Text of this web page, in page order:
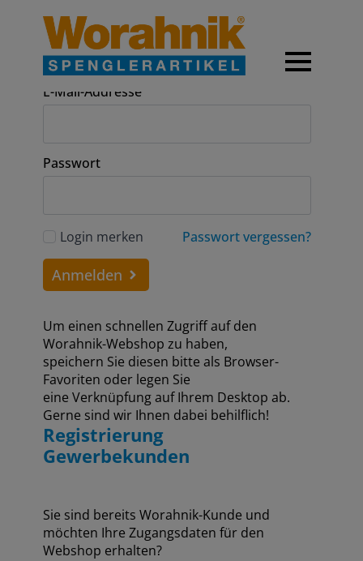
Anmeldung
E-Mail-Addresse
Passwort
Login merken Passwort vergessen?
Anmelden
Um einen schnellen Zugriff auf den
Worahnik-Webshop zu haben,
speichern Sie diesen bitte als Browser-
Favoriten oder legen Sie
eine Verknüpfung auf Ihrem Desktop ab.
Gerne sind wir Ihnen dabei behilflich!
Registrierung
Gewerbekunden
Sie sind bereits Worahnik-Kunde und
möchten Ihre Zugangsdaten für den
Webshop erhalten?